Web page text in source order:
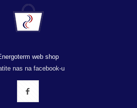
web shop
nas na facebook-u